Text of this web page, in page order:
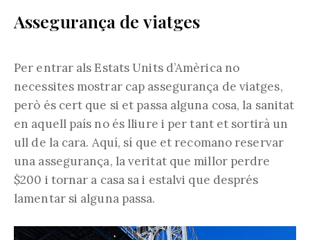
Assegurança de viatges
Per entrar als Estats Units d’Amèrica no
necessites mostrar cap assegurança de viatges,
però és cert que si et passa alguna cosa, la sanitat
en aquell país no és lliure i per tant et sortirà un
ull de la cara. Aquí, sí que et recomano reservar
una assegurança, la veritat que millor perdre
$200 i tornar a casa sa i estalvi que després
lamentar si alguna passa.